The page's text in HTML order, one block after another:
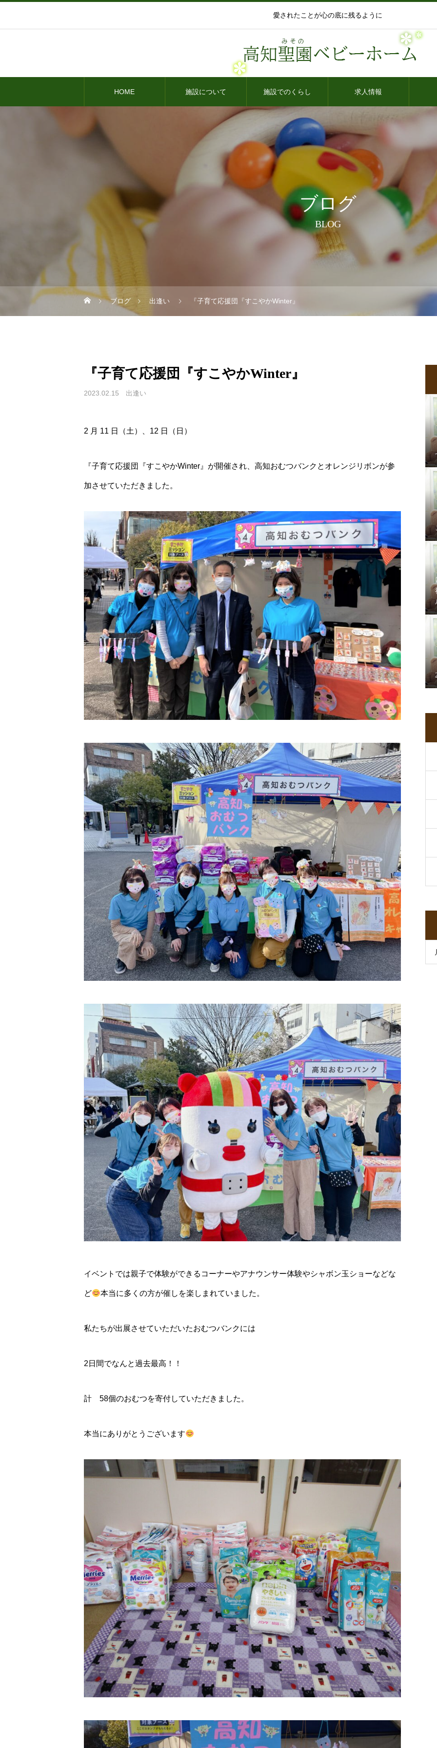
愛されたことが心の底に残るように
HOME 施設について 施設でのくらし 求人情報
ブログ
BLOG
ブログ 出逢い 『子育て応援団『すこやかWinter』
『子育て応援団『すこやかWinter』
2023.02.15 出逢い
2 月 11 日（土）、12 日（日）
『子育て応援団『すこやかWinter』が開催され、高知おむつバンクとオレンジリボンが参
加させていただきました。
イベントでは親子で体験ができるコーナーやアナウンサー体験やシャボン玉ショーなどな
ど 本当に多くの方が催しを楽しまれていました。
私たちが出展させていただいたおむつバンクには
2日間でなんと過去最高！！
計 58個のおむつを寄付していただきました。
本当にありがとうございます